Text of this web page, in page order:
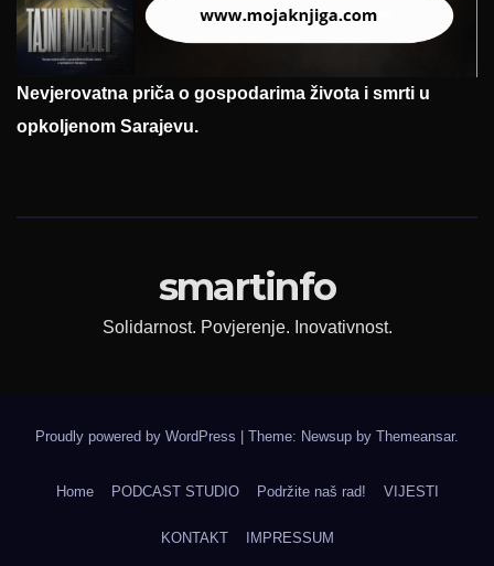
Nevjerovatna priča o gospodarima života i smrti u
opkoljenom Sarajevu.
smartinfo
Solidarnost. Povjerenje. Inovativnost.
Proudly powered by WordPress Theme: Newsup by Themeansar.
Home PODCAST STUDIO Podržite naš rad! VIJESTI
KONTAKT IMPRESSUM